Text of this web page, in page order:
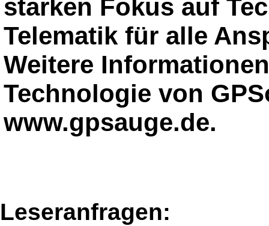
starken Fokus auf
Telematik für alle
Weitere
Technologie von
www.gpsauge.de.
Leseranfragen: